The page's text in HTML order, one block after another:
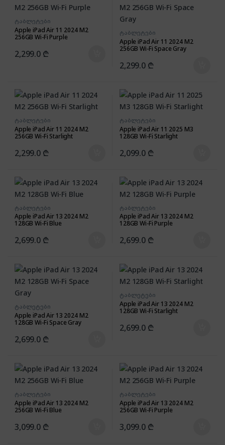
ტაბლეტები
Apple iPad Air 11 2024 M2
256GB Wi-Fi Purple
2,299.0 ₾
ტაბლეტები
Apple iPad Air 11 2024 M2
256GB Wi-Fi Space Gray
2,299.0 ₾
ტაბლეტები
Apple iPad Air 11 2024 M2
256GB Wi-Fi Starlight
2,299.0 ₾
ტაბლეტები
Apple iPad Air 11 2025 M3
128GB Wi-Fi Starlight
2,099.0 ₾
ტაბლეტები
Apple iPad Air 13 2024 M2
128GB Wi-Fi Blue
2,699.0 ₾
ტაბლეტები
Apple iPad Air 13 2024 M2
128GB Wi-Fi Purple
2,699.0 ₾
ტაბლეტები
Apple iPad Air 13 2024 M2
128GB Wi-Fi Space Gray
2,699.0 ₾
ტაბლეტები
Apple iPad Air 13 2024 M2
128GB Wi-Fi Starlight
2,699.0 ₾
ტაბლეტები
Apple iPad Air 13 2024 M2
256GB Wi-Fi Blue
3,099.0 ₾
ტაბლეტები
Apple iPad Air 13 2024 M2
256GB Wi-Fi Purple
3,099.0 ₾